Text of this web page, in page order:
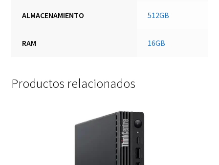
ALMACENAMIENTO 512GB
RAM 16GB
Productos relacionados